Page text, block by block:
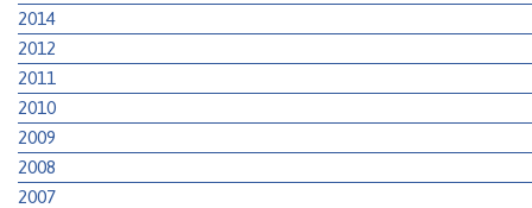
2014
2012
2011
2010
2009
2008
2007